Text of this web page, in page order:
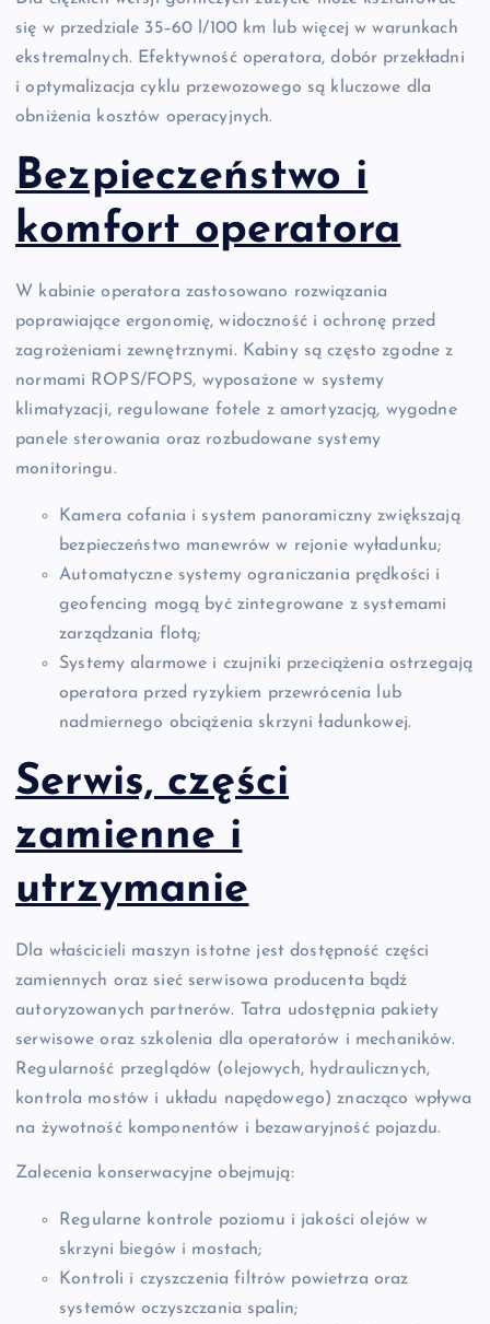
się w przedziale 35–60 l/100 km lub więcej w warunkach
ekstremalnych. Efektywność operatora, dobór przekładni
i optymalizacja cyklu przewozowego są kluczowe dla
obniżenia kosztów operacyjnych.
Bezpieczeństwo i
komfort operatora
W kabinie operatora zastosowano rozwiązania
poprawiające ergonomię, widoczność i ochronę przed
zagrożeniami zewnętrznymi. Kabiny są często zgodne z
normami ROPS/FOPS, wyposażone w systemy
klimatyzacji, regulowane fotele z amortyzacją, wygodne
panele sterowania oraz rozbudowane systemy
monitoringu.
Kamera cofania i system panoramiczny zwiększają
bezpieczeństwo manewrów w rejonie wyładunku;
Automatyczne systemy ograniczania prędkości i
geofencing mogą być zintegrowane z systemami
zarządzania flotą;
Systemy alarmowe i czujniki przeciążenia ostrzegają
operatora przed ryzykiem przewrócenia lub
nadmiernego obciążenia skrzyni ładunkowej.
Serwis, części
zamienne i
utrzymanie
Dla właścicieli maszyn istotne jest dostępność części
zamiennych oraz sieć serwisowa producenta bądź
autoryzowanych partnerów. Tatra udostępnia pakiety
serwisowe oraz szkolenia dla operatorów i mechaników.
Regularność przeglądów (olejowych, hydraulicznych,
kontrola mostów i układu napędowego) znacząco wpływa
na żywotność komponentów i bezawaryjność pojazdu.
Zalecenia konserwacyjne obejmują:
Regularne kontrole poziomu i jakości olejów w
skrzyni biegów i mostach;
Kontroli i czyszczenia filtrów powietrza oraz
systemów oczyszczania spalin;